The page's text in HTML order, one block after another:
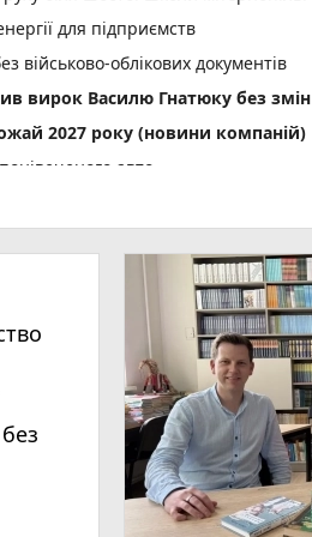
для підприємств
військово-облікових документів
вирок Василю Гнатюку без змін
2027 року (новини компаній)
авто
будуть грози
п'ять тисяч гривень
педагогів України